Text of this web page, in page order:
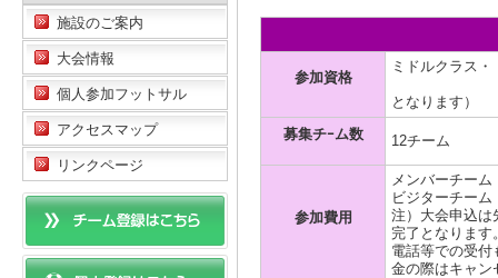
参加資格
ミドルクラス
となります）
募集チｰム数
12チーム
参加費用
メンバーチー
ビジターチー
注）大会申込は
完了となります
電話等での受
金の際はキャン
施設のご案内
大会情報
個人参加フットサル
アクセスマップ
リンクページ